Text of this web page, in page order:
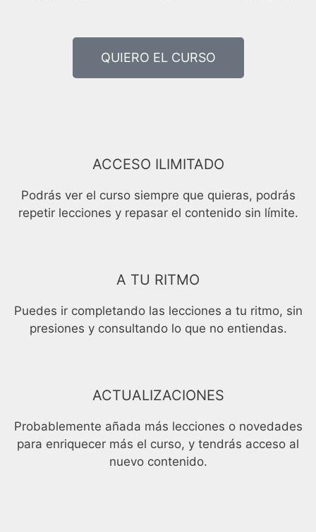
QUIERO EL CURSO
ACCESO ILIMITADO
Podrás ver el curso siempre que quieras, podrás
repetir lecciones y repasar el contenido sin límite.
A TU RITMO
Puedes ir completando las lecciones a tu ritmo, sin
presiones y consultando lo que no entiendas.
ACTUALIZACIONES
Probablemente añada más lecciones o novedades
para enriquecer más el curso, y tendrás acceso al
nuevo contenido.